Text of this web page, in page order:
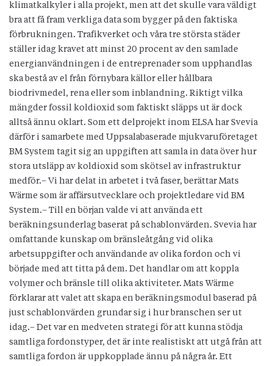
klimatkalkyler i alla projekt, men att det skulle vara väldigt
bra att få fram verkliga data som bygger på den faktiska
förbrukningen. Trafikverket och våra tre största städer
ställer idag kravet att minst 20 procent av den samlade
energianvändningen i de entreprenader som upphandlas
ska bestå av el från förnybara källor eller hållbara
biodrivmedel, rena eller som inblandning. Riktigt vilka
mängder fossil koldioxid som faktiskt släpps ut är dock
alltså ännu oklart. Som ett delprojekt inom ELSA har Svevia
därför i samarbete med Uppsalabaserade mjukvaruföretaget
BM System tagit sig an uppgiften att samla in data över hur
stora utsläpp av koldioxid som skötsel av infrastruktur
medför.– Vi har delat in arbetet i två faser, berättar Mats
Wärme som är affärsutvecklare och projektledare vid BM
System.– Till en början valde vi att använda ett
beräkningsunderlag baserat på schablonvärden. Svevia har
omfattande kunskap om bränsleåtgång vid olika
arbetsuppgifter och användande av olika fordon och vi
började med att titta på dem. Det handlar om att koppla
volymer och bränsle till olika aktiviteter. Mats Wärme
förklarar att valet att skapa en beräkningsmodul baserad på
just schablonvärden grundar sig i hur branschen ser ut
idag.– Det var en medveten strategi för att kunna stödja
samtliga fordonstyper, det är inte realistiskt att utgå från att
samtliga fordon är uppkopplade ännu på några år. Ett